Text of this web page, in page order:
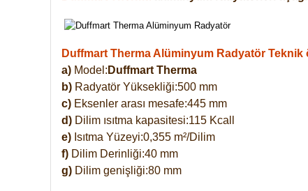
Duffmart Therma Alüminyum Radyatör Teknik
a) Model: Duffmart Therma
b) Radyatör Yüksekliği:500 mm
c) Eksenler arası mesafe:445 mm
d) Dilim ısıtma kapasitesi:115 Kcall
e) Isıtma Yüzeyi:0,355 m²/Dilim
f) Dilim Derinliği:40 mm
g) Dilim genişliği:80 mm